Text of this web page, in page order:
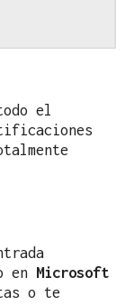
el
en Microsoft
o te